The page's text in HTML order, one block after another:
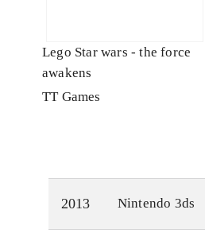
Lego Star wars - the force
awakens
TT Games
2013 Nintendo 3ds